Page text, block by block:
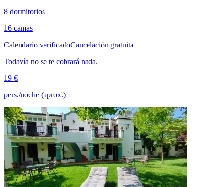
8 dormitorios
16 camas
Calendario verificadoCancelación gratuita
Todavía no se te cobrará nada.
19 €
pers./noche (aprox.)